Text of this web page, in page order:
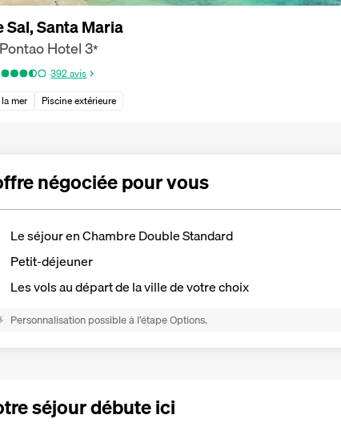
Sal, Santa Maria
Hotel3*
392avis
mer
Piscine extérieure
négociée pour vous
Le séjour enChambre Double Standard
Petit-déjeuner
Les vols au départ de la ville de votre choix
Personnalisation possible à l’étape Options.
séjour débute ici